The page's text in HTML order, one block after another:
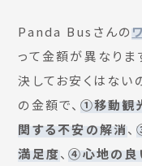
Panda Busさんの
って金額が異なり
決してお安くはな
の金額で、 ①移動観
関する不安の解消、
満足度、④心地の良